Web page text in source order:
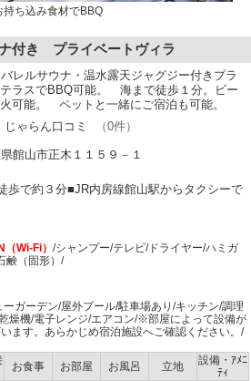
持ち込み食材でBBQ
付き プライベートヴィラ
レルサウナ・温水露天ジャグジー付きプラ
ラスでBBQ可能。 海まで徒歩１分。ビー
可能。 ペットと一緒にご宿泊も可能。
じゃらん口コミ （0件）
館山市正木１１５９－１
歩で約３分■JR内房線館山駅からタクシーで
Wi-Fi） /シャンプー/テレビ/ドライヤー/ハミガ
鹸（固形）/
ーガーデン/屋外プール/駐車場あり/キッチン/調理
燥機/電子レンジ/エアコン/※部屋によって設備が
ます。あらかじめ宿泊施設へご確認ください。/
お食事 お部屋 お風呂 立地
設備・ｱﾒﾆ
ﾃｨ